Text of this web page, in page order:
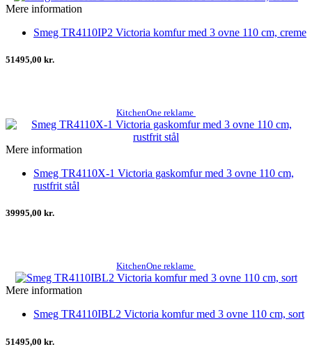
Mere information
Smeg TR4110IP2 Victoria komfur med 3 ovne 110 cm, creme
51495,00 kr.
KitchenOne reklame
Mere information
Smeg TR4110X-1 Victoria gaskomfur med 3 ovne 110 cm,
rustfrit stål
39995,00 kr.
KitchenOne reklame
Mere information
Smeg TR4110IBL2 Victoria komfur med 3 ovne 110 cm, sort
51495,00 kr.